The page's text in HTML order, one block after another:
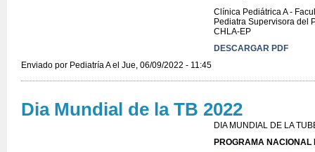
Enviado por Pediatría Ael Jue, 06/09/2022 - 11:45
Clínica Pediátrica A -
Pediatra Supervisora del
CHLA-EP
DESCARGAR PDF
Dia Mundial de la TB 2022
DIA MUNDIAL DE LA
PROGRAMA